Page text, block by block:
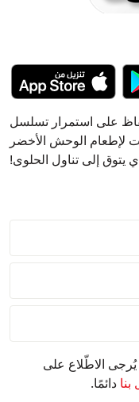
على استمرار تسلسل
لإطعام الوحش الأخضر
يتوق إلى تناول الحلوى!
يُرجى الاطّلاع على
بنا دائمًا.